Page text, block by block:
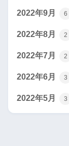
2022年9月 6
2022年8月 2
2022年7月 2
2022年6月 3
2022年5月 3